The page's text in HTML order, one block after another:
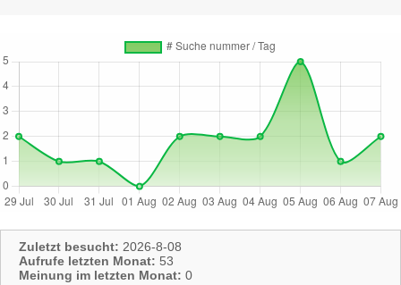
Zuletzt besucht: 2026-8-08
Aufrufe letzten Monat: 53
Meinung im letzten Monat: 0